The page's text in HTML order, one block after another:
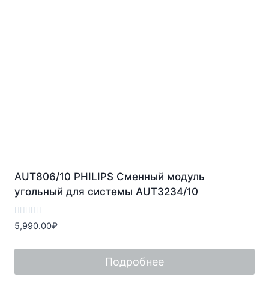
AUT806/10 PHILIPS Сменный модуль
угольный для системы AUT3234/10
Оценка
0
5
5,990.00₽
Подробнее